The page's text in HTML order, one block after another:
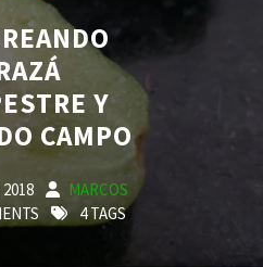
Y
CAMPO
MARCOS
4 TAGS